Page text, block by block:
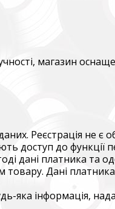
магазин
Реєстрація не є
доступ до функції
дані платника
Дані платника
яка інформація,